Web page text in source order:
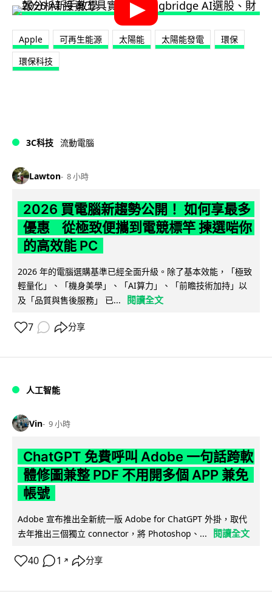
Apple 可再生能源 太陽能 太陽能發電
環保
環保科技
3C科技 流動電腦
Lawton 8 小時
2026 買電腦新趨勢公開！ 如何享最多
優惠 從極致便攜到電競標竿 揀選啱你
的高效能 PC
2026 年的電腦選購基準已經全面升級。除了基本效能，「極致
輕量化」、「機身美學」、「AI算力」、「前瞻技術加持」以
及「品質與售後服務」 已...
閱讀全文
7 分享
人工智能
Vin 9 小時
ChatGPT 免費呼叫 Adobe 一句話跨軟
體修圖兼整 PDF 不用開多個 APP 兼免
帳號
Adobe 宣布推出全新統一版 Adobe for ChatGPT 外掛，取代
去年推出三個獨立 connector，將 Photoshop、...
閱讀全文
40 1 ↗ 分享